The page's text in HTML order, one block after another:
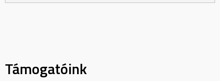
Támogatóink